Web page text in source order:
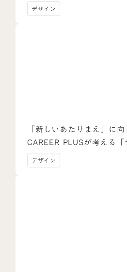
デザイン
「新しいあたりまえ」に
CAREER PLUSが考える
デザイン